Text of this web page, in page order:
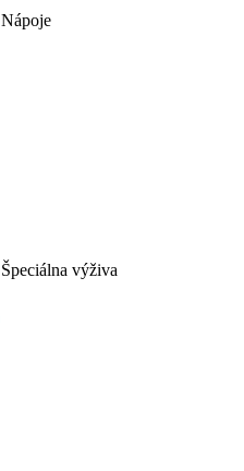
Nápoje
Špeciálna výživa